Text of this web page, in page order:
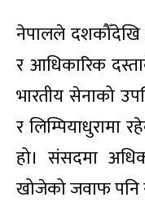
नेपालले दशकौँदेखि
र आधिकारिक
भारतीय सेनाको
र लिम्पियाधुरामा
हो। संसदमा
खोजेको जवाफ पनि